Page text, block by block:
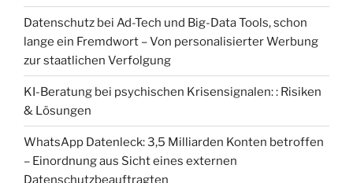
Datenschutz bei Ad-Tech und Big-Data Tools, schon
lange ein Fremdwort – Von personalisierter Werbung
zur staatlichen Verfolgung
KI-Beratung bei psychischen Krisensignalen: : Risiken
& Lösungen
WhatsApp Datenleck: 3,5 Milliarden Konten betroffen
– Einordnung aus Sicht eines externen
Datenschutzbeauftragten